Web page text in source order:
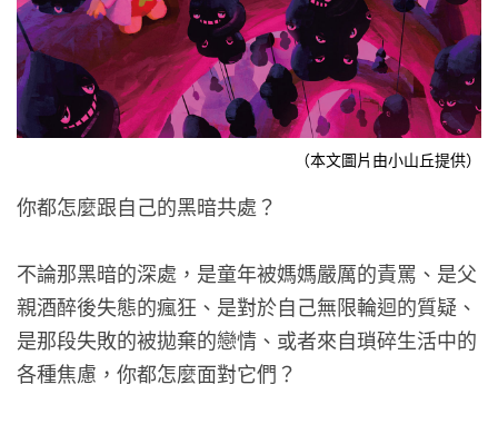
（本文圖片由小山丘提供）
你都怎麼跟自己的黑暗共處？
不論那黑暗的深處，是童年被媽媽嚴厲的責罵、是父
親酒醉後失態的瘋狂、是對於自己無限輪迴的質疑、
是那段失敗的被拋棄的戀情、或者來自瑣碎生活中的
各種焦慮，你都怎麼面對它們？